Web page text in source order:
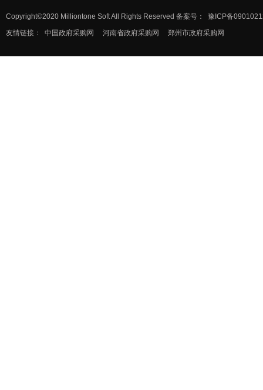
Copyright©2020 Milliontone Soft All Rights Reserved 备案号：
豫ICP备
友情链接：
中国政府采购网 河南省政府采购网 郑州市政府采购网